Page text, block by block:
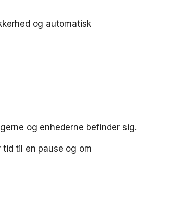
og automatisk
og enhederne befinder sig.
til en pause og om